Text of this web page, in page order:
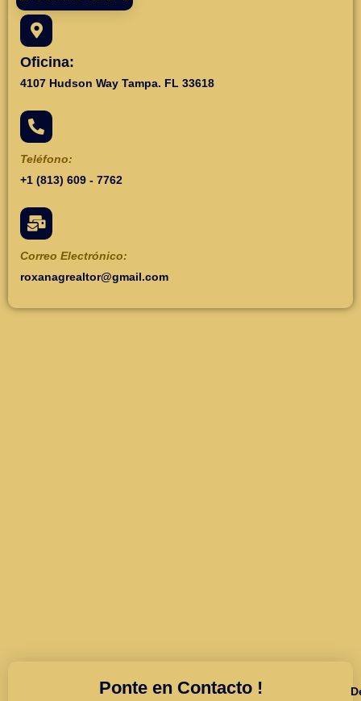
Oficina:
4107 Hudson Way Tampa. FL 33618
Teléfono:
+1 (813) 609 - 7762
Correo Electrónico:
roxanagrealtor@gmail.com
Ponte en Contacto !